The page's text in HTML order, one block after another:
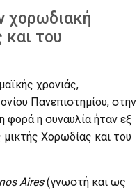
χορωδιακή
του
χρονιάς,
Πανεπιστημίου, στην
φορά η συναυλία ήταν εξ
Χορωδίας και του
Aires(γνωστή και ως